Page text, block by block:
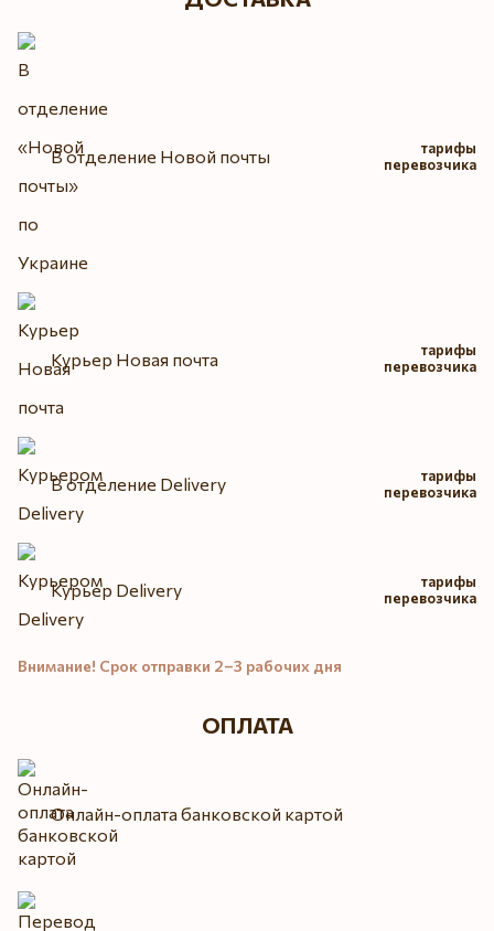
В отделение Новой почты
тарифы
перевозчика
Курьер Новая почта
тарифы
перевозчика
В отделение Delivery
тарифы
перевозчика
Курьер Delivery
тарифы
перевозчика
Внимание! Срок отправки 2–3 рабочих дня
ОПЛАТА
Онлайн-оплата банковской картой